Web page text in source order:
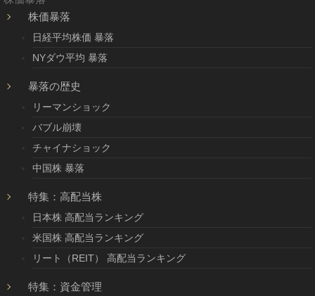
株価暴落
日経平均株価 暴落
NYダウ平均 暴落
暴落の歴史
リーマンショック
バブル崩壊
チャイナショック
中国株 暴落
特集：高配当株
日本株 高配当ランキング
米国株 高配当ランキング
リート（REIT） 高配当ランキング
特集：資金管理